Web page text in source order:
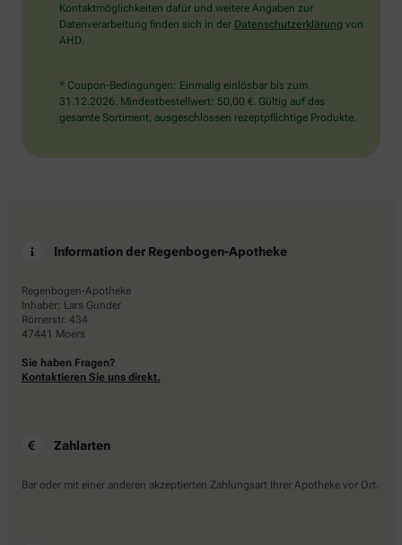
Kontaktmöglichkeiten dafür und weitere Angaben zur
Datenverarbeitung finden sich in der Datenschutzerklärung von
AHD.
* Coupon-Bedingungen: Einmalig einlösbar bis zum
31.12.2026. Mindestbestellwert: 50,00 €. Gültig auf das
gesamte Sortiment, ausgeschlossen rezeptpflichtige Produkte.
Information der Regenbogen-Apotheke
Regenbogen-Apotheke
Inhaber: Lars Gunder
Römerstr. 434
47441 Moers
Sie haben Fragen?
Kontaktieren Sie uns direkt.
Zahlarten
Bar oder mit einer anderen akzeptierten Zahlungsart Ihrer Apotheke vor Ort.